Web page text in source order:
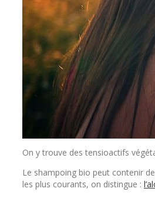
On y trouve des tensioactifs
Le shampoing bio peut contenir
les plus courants, on distingue :